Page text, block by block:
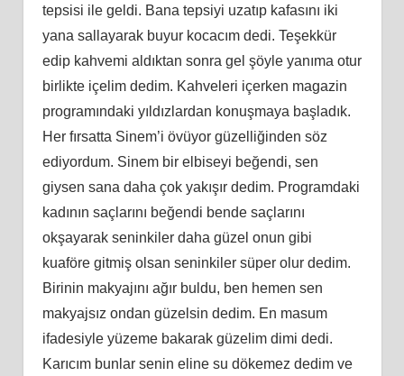
tepsisi ile geldi. Bana tepsiyi uzatıp kafasını iki
yana sallayarak buyur kocacım dedi. Teşekkür
edip kahvemi aldıktan sonra gel şöyle yanıma otur
birlikte içelim dedim. Kahveleri içerken magazin
programındaki yıldızlardan konuşmaya başladık.
Her fırsatta Sinem’i övüyor güzelliğinden söz
ediyordum. Sinem bir elbiseyi beğendi, sen
giysen sana daha çok yakışır dedim. Programdaki
kadının saçlarını beğendi bende saçlarını
okşayarak seninkiler daha güzel onun gibi
kuaföre gitmiş olsan seninkiler süper olur dedim.
Birinin makyajını ağır buldu, ben hemen sen
makyajsız ondan güzelsin dedim. En masum
ifadesiyle yüzeme bakarak güzelim dimi dedi.
Karıcım bunlar senin eline su dökemez dedim ve